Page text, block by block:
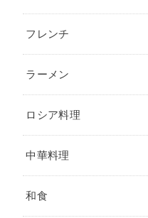
フレンチ
ラーメン
ロシア料理
中華料理
和食